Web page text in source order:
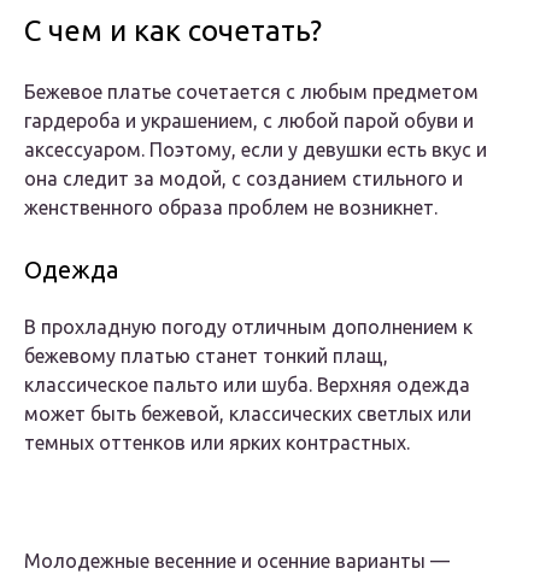
С чем и как сочетать?
Бежевое платье сочетается с любым предметом
гардероба и украшением, с любой парой обуви и
аксессуаром. Поэтому, если у девушки есть вкус и
она следит за модой, с созданием стильного и
женственного образа проблем не возникнет.
Одежда
В прохладную погоду отличным дополнением к
бежевому платью станет тонкий плащ,
классическое пальто или шуба. Верхняя одежда
может быть бежевой, классических светлых или
темных оттенков или ярких контрастных.
Молодежные весенние и осенние варианты —